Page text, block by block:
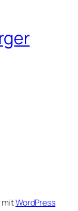
mitWordPress